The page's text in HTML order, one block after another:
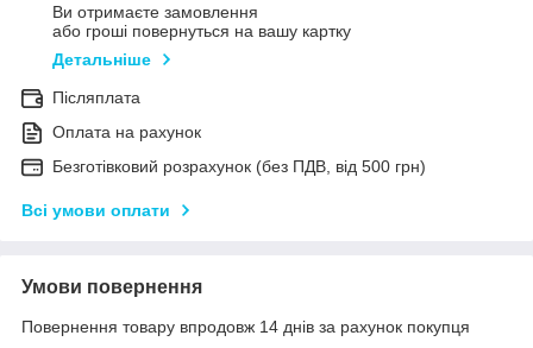
Ви отримаєте замовлення
або гроші повернуться на вашу картку
Детальніше
Післяплата
Оплата на рахунок
Безготівковий розрахунок (без ПДВ, від 500 грн)
Всі умови оплати
Умови повернення
Повернення товару впродовж 14 днів за рахунок покупця